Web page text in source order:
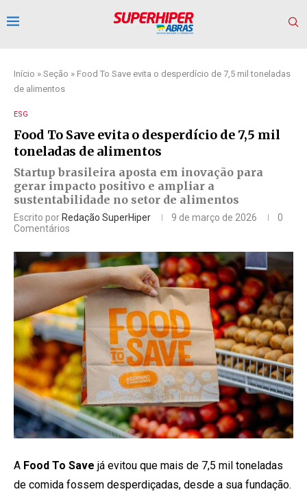
Início » Seção » Food To Save evita o desperdício de 7,5 mil toneladas
de alimentos
ESG
Food To Save evita o desperdício de 7,5 mil
toneladas de alimentos
Startup brasileira aposta em inovação para
gerar impacto positivo e ampliar a
sustentabilidade no setor de alimentos
Escrito porRedação SuperHiper 9 de março de 2026
0
Comentários
A Food To Save já evitou que mais de 7,5 mil toneladas
de comida fossem desperdiçadas, desde a sua fundação.